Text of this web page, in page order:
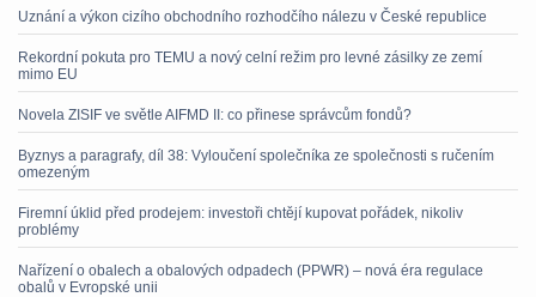
Uznání a výkon cizího obchodního rozhodčího nálezu v České republice
Rekordní pokuta pro TEMU a nový celní režim pro levné zásilky ze zemí
mimo EU
Novela ZISIF ve světle AIFMD II: co přinese správcům fondů?
Byznys a paragrafy, díl 38: Vyloučení společníka ze společnosti s ručením
omezeným
Firemní úklid před prodejem: investoři chtějí kupovat pořádek, nikoliv
problémy
Nařízení o obalech a obalových odpadech (PPWR) – nová éra regulace
obalů v Evropské unii